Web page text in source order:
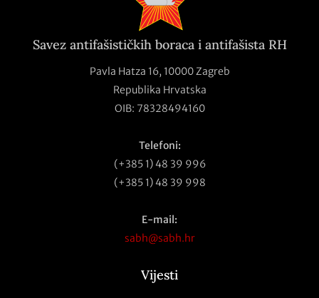
Savez antifašističkih boraca i antifašista RH
Pavla Hatza 16, 10000 Zagreb
Republika Hrvatska
OIB: 78328494160
Telefoni:
(+385 1) 48 39 996
(+385 1) 48 39 998
E-mail:
sabh@sabh.hr
Vijesti